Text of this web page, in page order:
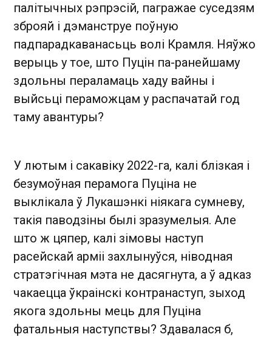
палітычных рэпрэсій, пагражае суседзям
зброяй і дэманструе поўную
падпарадкаванасьць волі Крамля. Няўжо
верыць у тое, што Пуцін па-ранейшаму
здольны пераламаць хаду вайны і
выйсьці пераможцам у распачатай год
таму авантуры?
У лютым і сакавіку 2022-га, калі блізкая і
безумоўная перамога Пуціна не
выклікала ў Лукашэнкі ніякага сумневу,
такія паводзіны былі зразумелыя. Але
што ж цяпер, калі зімовы наступ
расейскай арміі захлынуўся, ніводная
стратэгічная мэта не дасягнута, а ў адказ
чакаецца ўкраінскі контранаступ, зыход
якога здольны мець для Пуціна
фатальныя наступствы? Здавалася б,